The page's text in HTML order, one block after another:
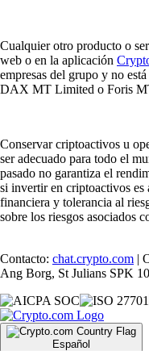
Cualquier otro producto o
web o en la aplicación
empresas del grupo y no
DAX MT Limited o Foris
Conservar criptoactivos u
ser adecuado para todo el
pasado no garantiza el
si invertir en criptoactivos es
financiera y tolerancia al
sobre los riesgos asociados
Contacto: chat.crypto.com |
Ang Borg, St Julians SPK
Español